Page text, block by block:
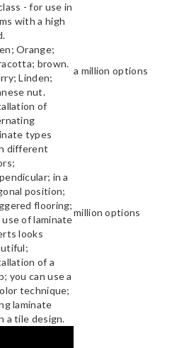
- for use in
with a high
Orange;
brown.
Linden;
nut.
a million options
of
types
different
in a
position;
flooring;
of laminate
looks
of a
you can use a
technique;
laminate
a tile design.
million options